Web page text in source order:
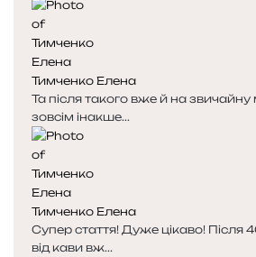
Тимченко Елена
Та після такого вже й на
зовсім інакше...
Тимченко Елена
Супер стаття! Дуже цікаво! Після
від кави вж...